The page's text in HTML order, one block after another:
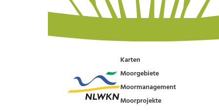
Karten
Moorgebiete
Moormanagement
Moorprojekte